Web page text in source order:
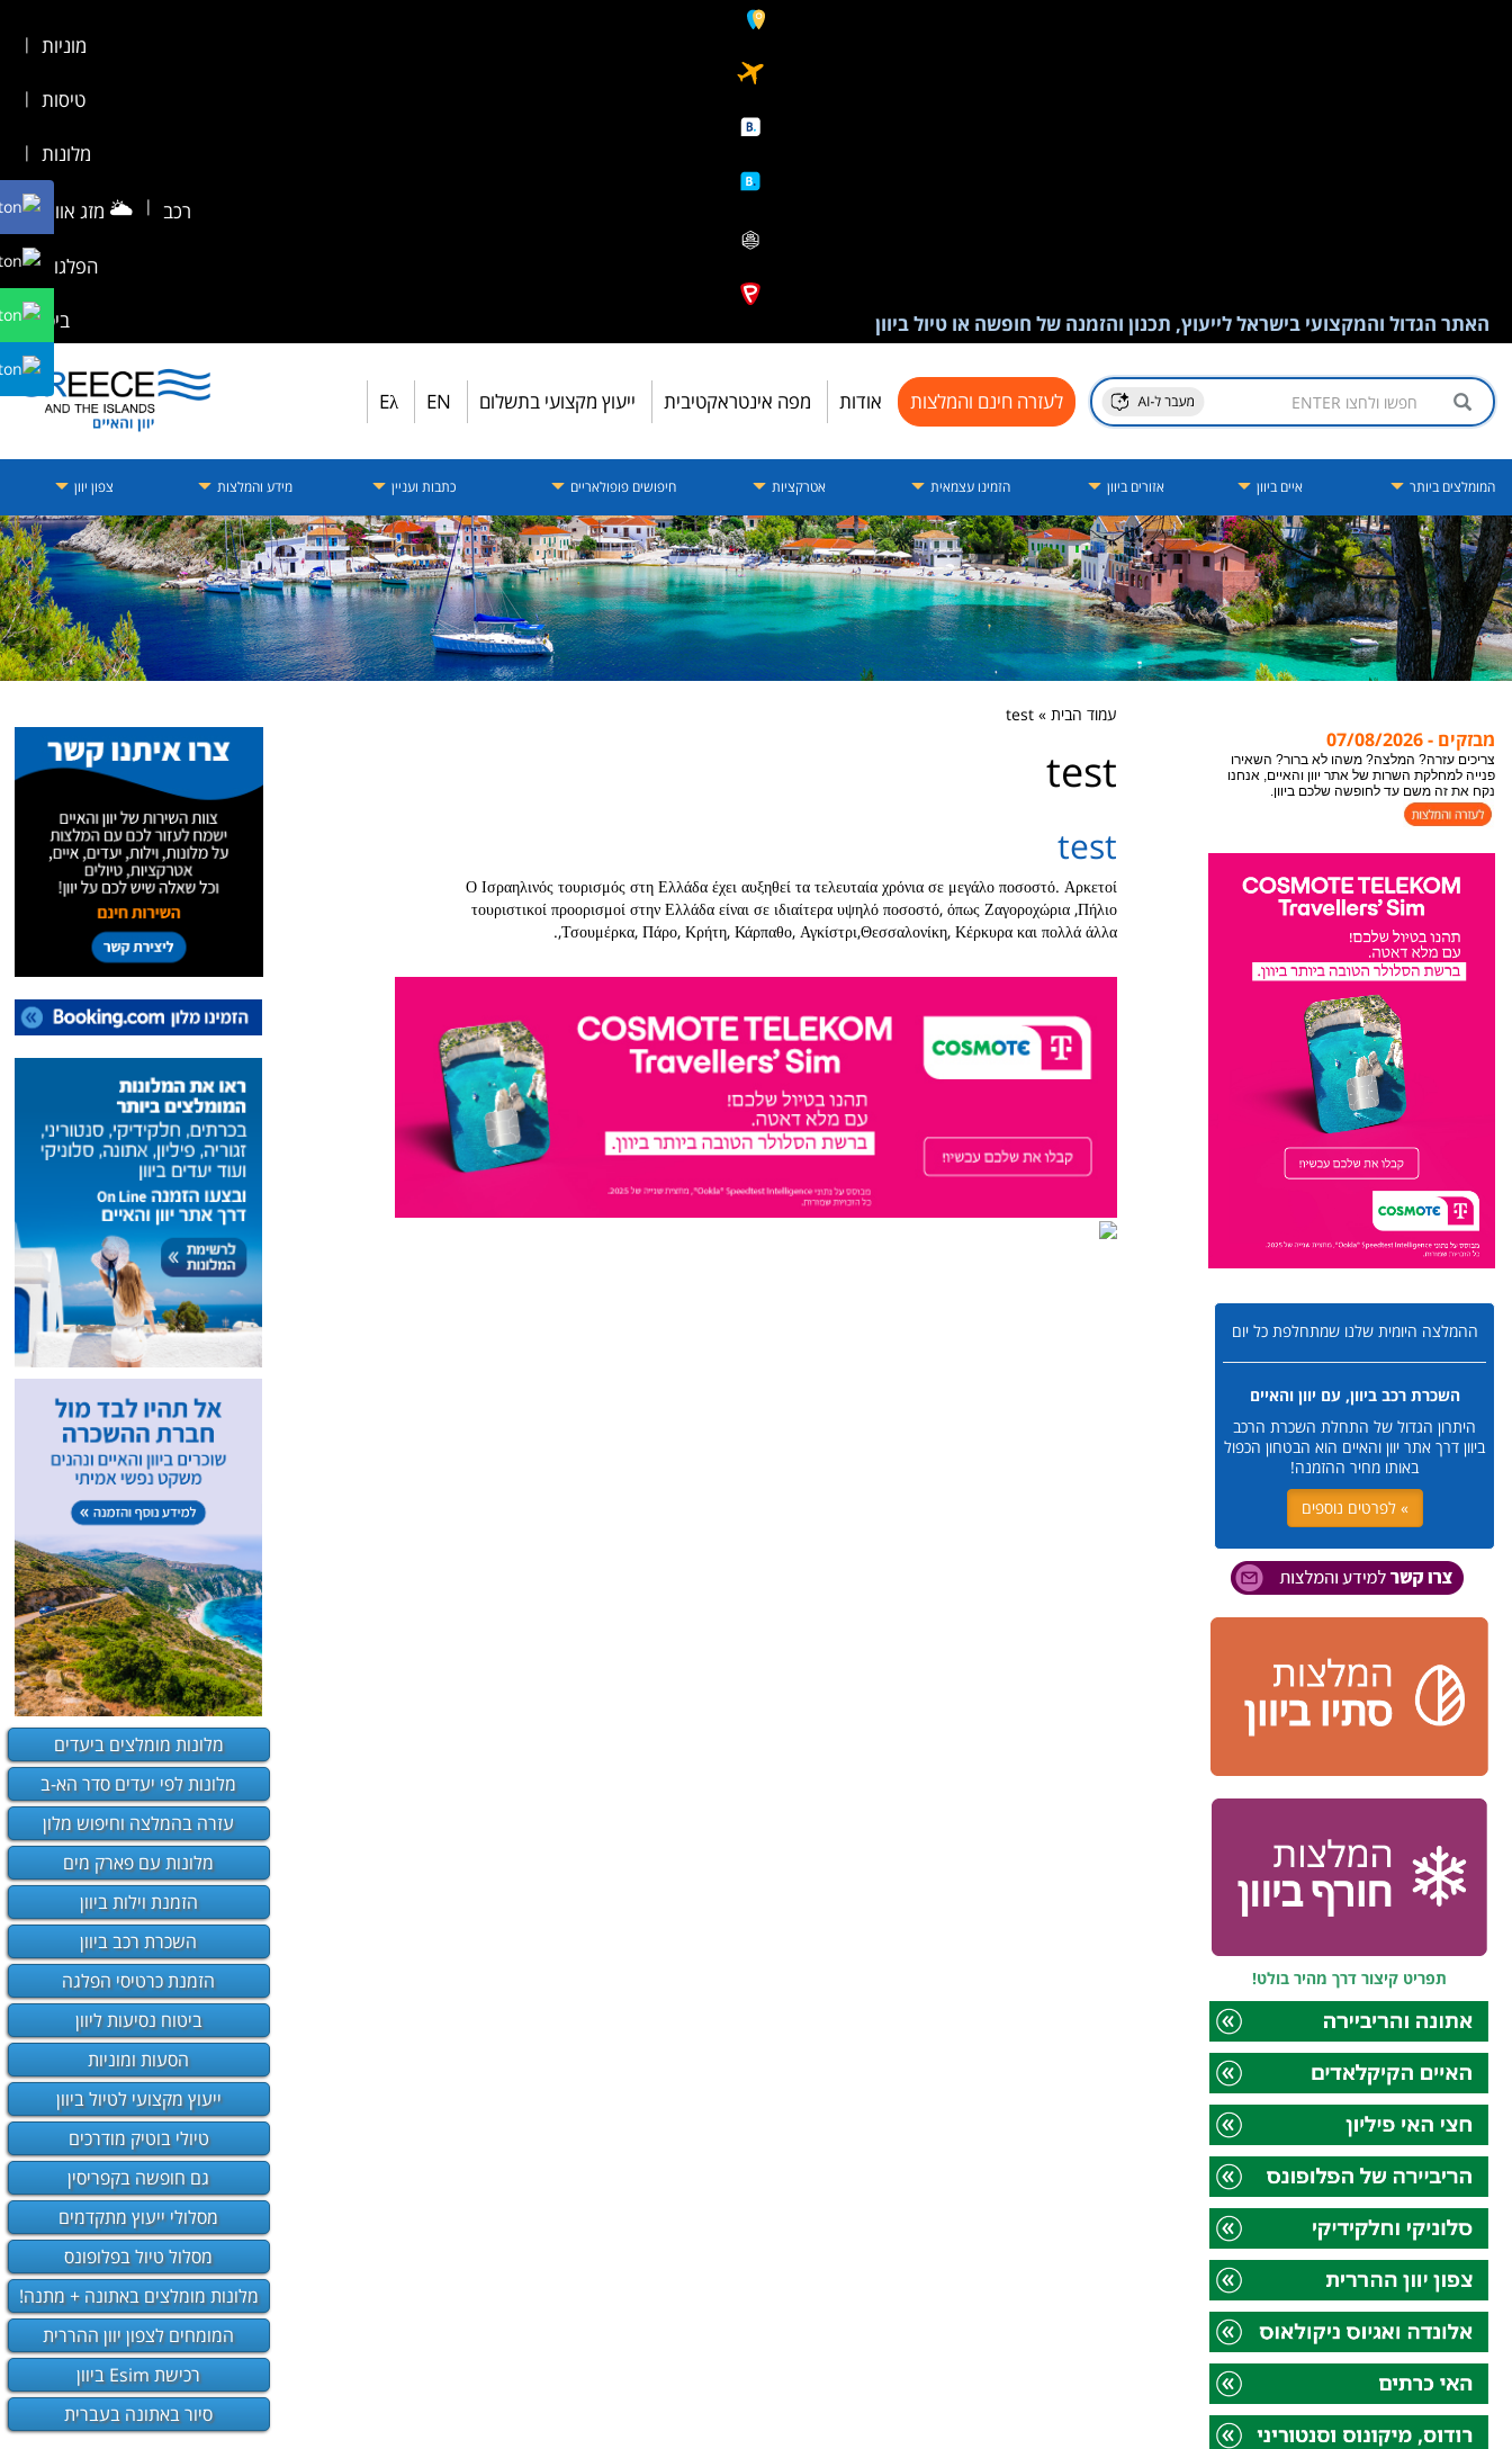
מוניות |
טיסות |
מלונות |
רכב |
🌥️ מזג אוויר |
הפלגות |
ביטוח האתר הגדול והמקצועי בישראל לייעוץ, תכנון והזמנה של חופשה או טיול ביוון
לעזרה חינם והמלצות אודות מפה אינטראקטיבית ייעוץ מקצועי בתשלום EN
Eλ
המומלצים ביותר איים ביוון אזורים ביוון הזמינו עצמאית אטרקציות חיפושים פופולאריים כתבות ועניין מידע והמלצות צפון יוון
עמוד הבית » test
מבזקים - 07/08/2026
צריכים עזרה? המלצה? משהו לא ברור? השאירו
פנייה למחלקת השרות של אתר יוון והאיים, אנחנו
נקח את זה משם עד לחופשה שלכם ביוון.
צופים, מומלץ לבצע ריפרש לעמוד "רענון".
ההמלצה היומית שלנו שמתחלפת כל יום
השכרת רכב ביוון, עם יוון והאיים
היתרון הגדול של התחלת השכרת הרכב
ביוון דרך אתר יוון והאיים הוא הבטחון הכפול
באותו מחיר ההזמנה!
» לפרטים נוספים
תפריט קיצור דרך מהיר בולט!
test
test
Ο Ισραηλινός τουρισμός στη Ελλάδα έχει αυξηθεί τα τελευταία χρόνια σε μεγάλο ποσοστό. Αρκετοί
τουριστικοί προορισμοί στην Ελλάδα είναι σε ιδιαίτερα υψηλό ποσοστό, όπως Ζαγοροχώρια ,Πήλιο
,Τσουμέρκα, Πάρο, Κρήτη, Κάρπαθο, Αγκίστρι,Θεσσαλονίκη, Κέρκυρα και πολλά άλλα.
מלונות מומלצים ביעדים
מלונות לפי יעדים סדר הא-ב
עזרה בהמלצה וחיפוש מלון
מלונות עם פארק מים
הזמנת וילות ביוון
השכרת רכב ביוון
הזמנת כרטיסי הפלגה
ביטוח נסיעות ליוון
הסעות ומוניות
ייעוץ מקצועי לטיול ביוון
טיולי בוטיק מודרכים
גם חופשה בקפריסין
מסלולי ייעוץ מתקדמים
מסלול טיול בפלופונס
מלונות מומלצים באתונה + מתנה!
המומחים לצפון יוון ההררית
רכישת Esim ביוון
סיור באתונה בעברית